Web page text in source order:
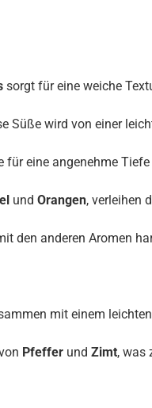
sorgt für eine weiche
Süße wird von einer
für eine angenehme
und Orangen, verleihen
den anderen Aromen
mit einem
Pfeffer und Zimt, was